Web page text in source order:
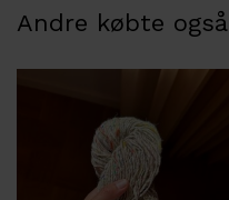
Andre købte også